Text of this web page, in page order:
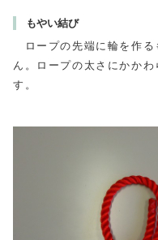
もやい結び
ロープの先端に輪を作る
ん。ロープの太さにかか
す。